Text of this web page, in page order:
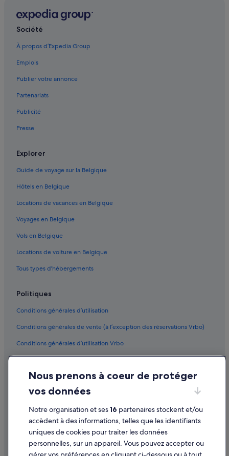
Société
À propos d’Expedia Group
Emplois
Publier votre annonce
Partenariats
Publicité
Presse
Explorer
Guide de voyage sur la Belgique
Hôtels en Belgique
Locations de vacances en Belgique
Voyages en Belgique
Vols en Belgique
Locations de voiture en Belgique
Tous types d'hébergements
Politiques
Conditions générales d’utilisation
Conditions générales de vente (à l’exception des réservations Vrbo)
Conditions générales d’utilisation Vrbo
Protection des données
Cookies
Mentions légales / Nous contacter
Directives de contenu et signalement de contenus
Aide
Nous prenons à coeur de protéger
vos données
Notre organisation et ses16 partenaires stockent et/ou
accèdent à des informations, telles que les identifiants
uniques de cookies pour traiter les données
personnelles, sur un appareil. Vous pouvez accepter ou